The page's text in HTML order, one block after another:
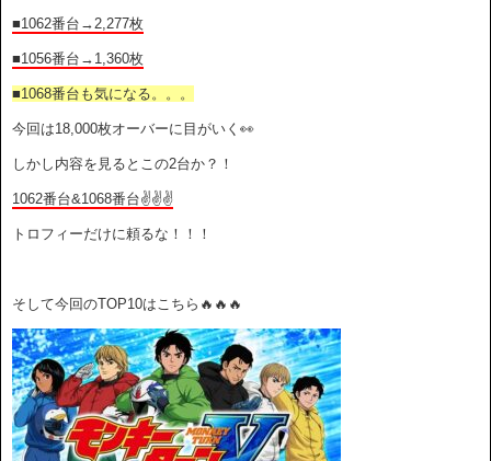
■1062番台→2,277枚
■1056番台→1,360枚
■1068番台も気になる。。。
今回は18,000枚オーバーに目がいく👀
しかし内容を見るとこの2台か？！
1062番台&1068番台✌️✌️✌️
トロフィーだけに頼るな！！！
そして今回のTOP10はこちら🔥🔥🔥